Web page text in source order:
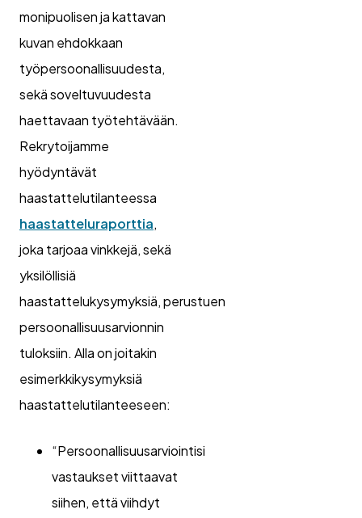
monipuolisen ja kattavan
kuvan ehdokkaan
työpersoonallisuudesta,
sekä soveltuvuudesta
haettavaan työtehtävään.
Rekrytoijamme
hyödyntävät
haastattelutilanteessa
haastatteluraporttia,
joka tarjoaa vinkkejä, sekä
yksilöllisiä
haastattelukysymyksiä, perustuen
persoonallisuusarvionnin
tuloksiin. Alla on joitakin
esimerkkikysymyksiä
haastattelutilanteeseen:
“Persoonallisuusarviointisi
vastaukset viittaavat
siihen, että viihdyt